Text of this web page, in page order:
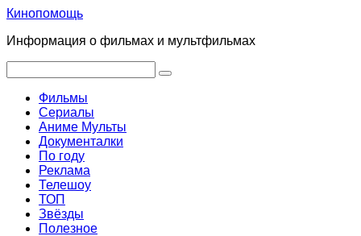
Перейти
контенту
Кинопомощь
Информация о фильмах и мультфильмах
Фильмы
Сериалы
Аниме Мульты
Документалки
По году
Реклама
Телешоу
ТОП
Звёзды
Полезное